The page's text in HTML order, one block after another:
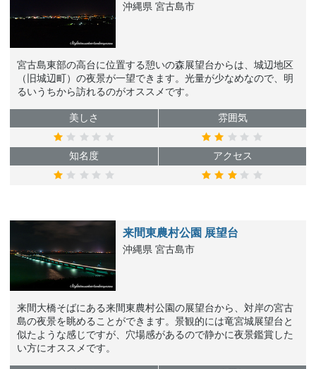
沖縄県 宮古島市
宮古島東部の高台に位置する憩いの森展望台からは、城辺地区
（旧城辺町）の夜景が一望できます。光量が少なめなので、明
るいうちから訪れるのがオススメです。
美しさ 雰囲気
知名度 アクセス
来間東農村公園 展望台
沖縄県 宮古島市
来間大橋そばにある来間東農村公園の展望台から、対岸の宮古
島の夜景を眺めることができます。景観的には竜宮城展望台と
似たような感じですが、穴場感があるので静かに夜景鑑賞した
い方にオススメです。